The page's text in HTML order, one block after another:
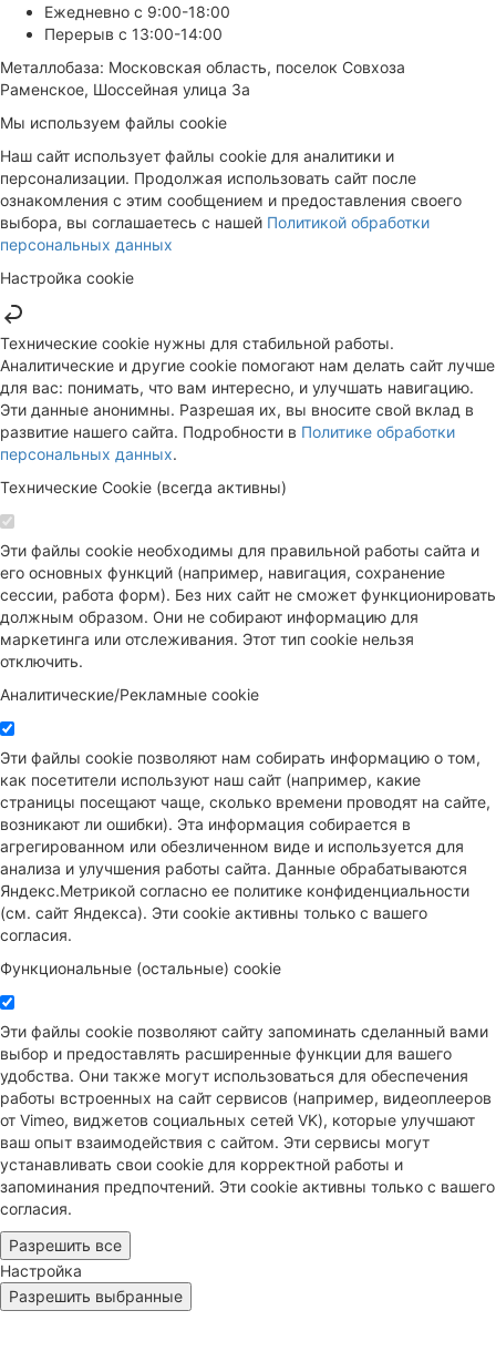
Ежедневно с 9:00-18:00
Перерыв с 13:00-14:00
Металлобаза: Московская область, поселок Совхоза
Раменское, Шоссейная улица 3а
Мы используем файлы cookie
Наш сайт использует файлы cookie для аналитики и
персонализации. Продолжая использовать сайт после
ознакомления с этим сообщением и предоставления своего
выбора, вы соглашаетесь с нашей Политикой обработки
персональных данных
Настройка cookie
Технические cookie нужны для стабильной работы.
Аналитические и другие cookie помогают нам делать сайт лучше
для вас: понимать, что вам интересно, и улучшать навигацию.
Эти данные анонимны. Разрешая их, вы вносите свой вклад в
развитие нашего сайта. Подробности в Политике обработки
персональных данных.
Технические Cookie (всегда активны)
Эти файлы cookie необходимы для правильной работы сайта и
его основных функций (например, навигация, сохранение
сессии, работа форм). Без них сайт не сможет функционировать
должным образом. Они не собирают информацию для
маркетинга или отслеживания. Этот тип cookie нельзя
отключить.
Аналитические/Рекламные cookie
Эти файлы cookie позволяют нам собирать информацию о том,
как посетители используют наш сайт (например, какие
страницы посещают чаще, сколько времени проводят на сайте,
возникают ли ошибки). Эта информация собирается в
агрегированном или обезличенном виде и используется для
анализа и улучшения работы сайта. Данные обрабатываются
Яндекс.Метрикой согласно ее политике конфиденциальности
(см. сайт Яндекса). Эти cookie активны только с вашего
согласия.
Функциональные (остальные) cookie
Эти файлы cookie позволяют сайту запоминать сделанный вами
выбор и предоставлять расширенные функции для вашего
удобства. Они также могут использоваться для обеспечения
работы встроенных на сайт сервисов (например, видеоплееров
от Vimeo, виджетов социальных сетей VK), которые улучшают
ваш опыт взаимодействия с сайтом. Эти сервисы могут
устанавливать свои cookie для корректной работы и
запоминания предпочтений. Эти cookie активны только с вашего
согласия.
Разрешить все
Настройка
Разрешить выбранные